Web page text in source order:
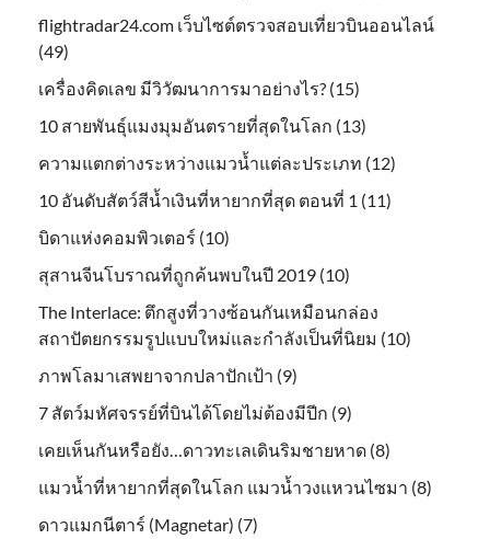
flightradar24.com เว็บไซต์ตรวจสอบเที่ยวบินออนไลน์
(49)
เครื่องคิดเลข มีวิวัฒนาการมาอย่างไร? (15)
10 สายพันธุ์แมงมุมอันตรายที่สุดในโลก (13)
ความแตกต่างระหว่างแมวน้ำแต่ละประเภท (12)
10 อันดับสัตว์สีน้ำเงินที่หายากที่สุด ตอนที่ 1 (11)
บิดาแห่งคอมพิวเตอร์ (10)
สุสานจีนโบราณที่ถูกค้นพบในปี 2019 (10)
The Interlace: ตึกสูงที่วางซ้อนกันเหมือนกล่อง
สถาปัตยกรรมรูปแบบใหม่และกำลังเป็นที่นิยม (10)
ภาพโลมาเสพยาจากปลาปักเป้า (9)
7 สัตว์มหัศจรรย์ที่บินได้โดยไม่ต้องมีปีก (9)
เคยเห็นกันหรือยัง…ดาวทะเลเดินริมชายหาด (8)
แมวน้ำที่หายากที่สุดในโลก แมวน้ำวงแหวนไซมา (8)
ดาวแมกนีตาร์ (Magnetar) (7)